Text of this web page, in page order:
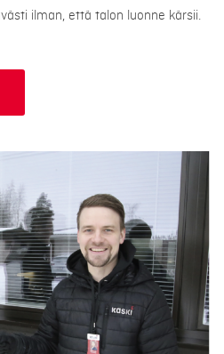
ilman, että talon luonne kärsii.